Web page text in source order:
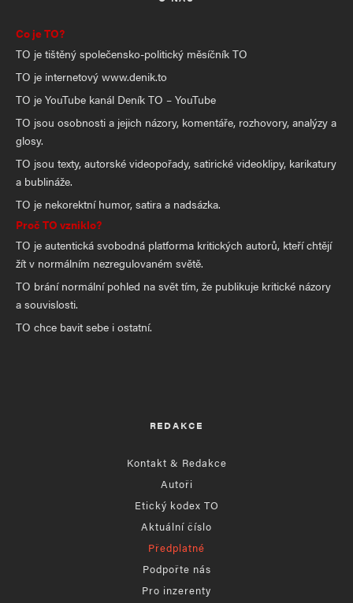
Co je TO?
TO je tištěný společensko-politický měsíčník TO
TO je internetový www.denik.to
TO je YouTube kanál Deník TO – YouTube
TO jsou osobnosti a jejich názory, komentáře, rozhovory, analýzy a
glosy.
TO jsou texty, autorské videopořady, satirické videoklipy, karikatury
a bublináže.
TO je nekorektní humor, satira a nadsázka.
Proč TO vzniklo?
TO je autentická svobodná platforma kritických autorů, kteří chtějí
žít v normálním nezregulovaném světě.
TO brání normální pohled na svět tím, že publikuje kritické názory
a souvislosti.
TO chce bavit sebe i ostatní.
REDAKCE
Kontakt & Redakce
Autoři
Etický kodex TO
Aktuální číslo
Předplatné
Podpořte nás
Pro inzerenty